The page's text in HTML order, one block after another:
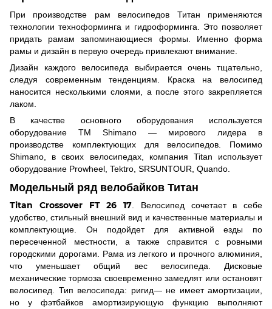
При производстве рам велосипедов Титан применяются
технологии техноформинга и гидроформинга. Это позволяет
придать рамам запоминающиеся формы. Именно форма
рамы и дизайн в первую очередь привлекают внимание.
Дизайн каждого велосипеда выбирается очень тщательно,
следуя современным тенденциям. Краска на велосипед
наносится несколькими слоями, а после этого закрепляется
лаком.
В качестве основного оборудования используется
оборудование TM Shimano — мирового лидера в
производстве комплектующих для велосипедов. Помимо
Shimano, в своих велосипедах, компания Titan использует
оборудование Prowheel, Tektro, SRSUNTOUR, Quando.
Модельный ряд велобайков Титан
Titan Crossover FT 26 17 . Велосипед сочетает в себе
удобство, стильный внешний вид и качественные материалы и
комплектующие. Он подойдет для активной езды по
пересеченной местности, а также справится с ровными
городскими дорогами. Рама из легкого и прочного алюминия,
что уменьшает общий вес велосипеда. Дисковые
механические тормоза своевременно замедлят или остановят
велосипед. Тип велосипеда: ригид— не имеет амортизации,
но у фэтбайков амортизирующую функцию выполняют